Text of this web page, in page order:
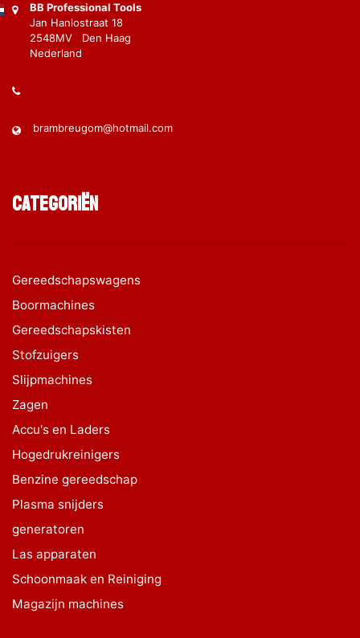
BB Professional Tools
Jan Hanlostraat 18
2548MV Den Haag
Nederland
brambreugom@hotmail.com
Categoriën
Gereedschapswagens
Boormachines
Gereedschapskisten
Stofzuigers
Slijpmachines
Zagen
Accu's en Laders
Hogedrukreinigers
Benzine gereedschap
Plasma snijders
generatoren
Las apparaten
Schoonmaak en Reiniging
Magazijn machines